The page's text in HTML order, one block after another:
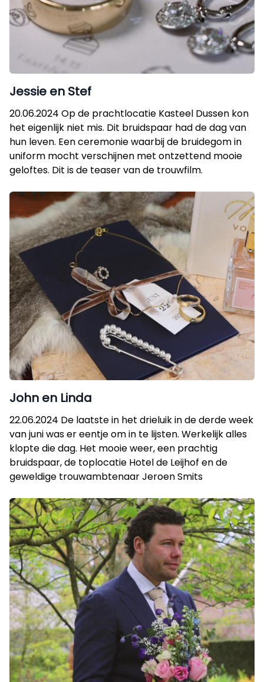
Jessie en Stef
20.06.2024 Op de prachtlocatie Kasteel Dussen kon
het eigenlijk niet mis. Dit bruidspaar had de dag van
hun leven. Een ceremonie waarbij de bruidegom in
uniform mocht verschijnen met ontzettend mooie
geloftes. Dit is de teaser van de trouwfilm.
John en Linda
22.06.2024 De laatste in het drieluik in de derde week
van juni was er eentje om in te lijsten. Werkelijk alles
klopte die dag. Het mooie weer, een prachtig
bruidspaar, de toplocatie Hotel de Leijhof en de
geweldige trouwambtenaar Jeroen Smits